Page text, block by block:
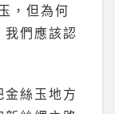
，但為何
我們應該認
絲玉地方